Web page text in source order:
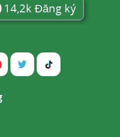
14,2k Đăng ký